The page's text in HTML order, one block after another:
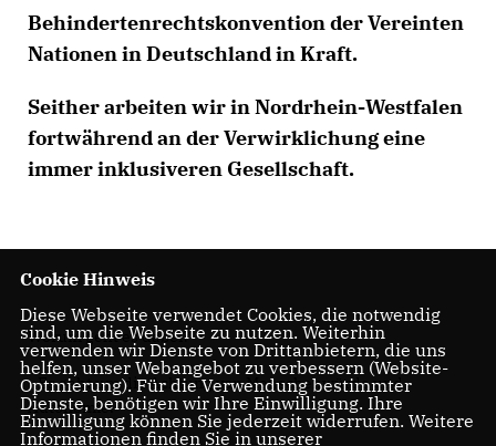
Behindertenrechtskonvention der Vereinten
Nationen in Deutschland in Kraft.
Seither arbeiten wir in Nordrhein-Westfalen
fortwährend an der Verwirklichung eine
immer inklusiveren Gesellschaft.
Worum geht es dabei?
- Es geht um die Achtung von Menschenwürde und
Autonomie.
Cookie Hinweis
Diese Webseite verwendet Cookies, die notwendig
sind, um die Webseite zu nutzen. Weiterhin
verwenden wir Dienste von Drittanbietern, die uns
helfen, unser Webangebot zu verbessern (Website-
Optmierung). Für die Verwendung bestimmter
Dienste, benötigen wir Ihre Einwilligung. Ihre
Einwilligung können Sie jederzeit widerrufen. Weitere
Informationen finden Sie in unserer